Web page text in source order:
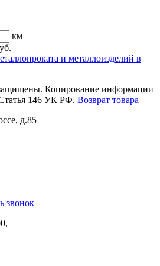
км
Копирование информации
Статья 146 УК РФ. Возврат товара
д.85
звонок
,